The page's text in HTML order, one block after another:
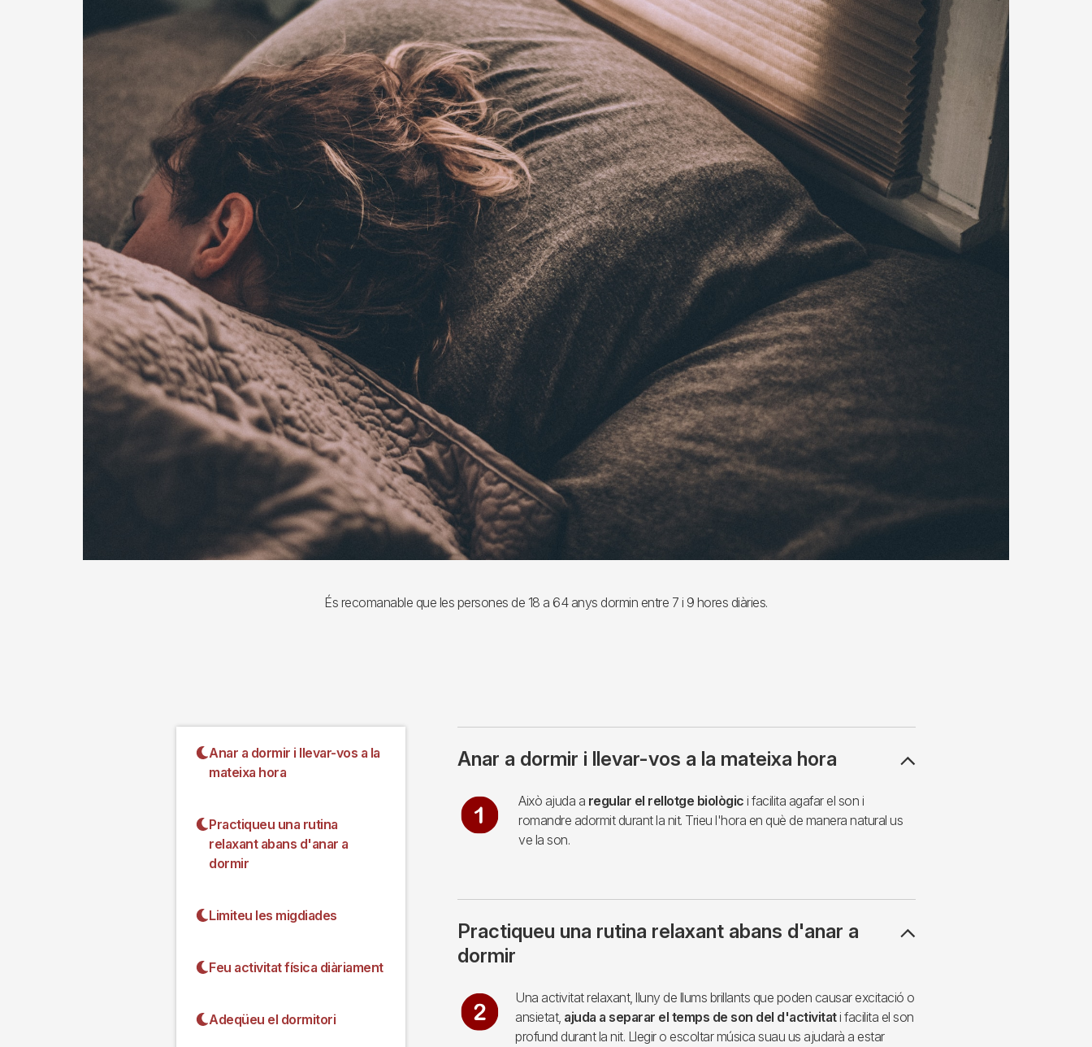
És recomanable que les persones de 18 a 64 anys dormin entre 7 i 9 hores diàries.
Anar a dormir i llevar-vos a la
mateixa hora
Practiqueu una rutina
relaxant abans d'anar a
dormir
Limiteu les migdiades
Feu activitat física diàriament
Adeqüeu el dormitori
Anar a dormir i llevar-vos a la mateixa hora
Imagen Això ajuda a regular el rellotge biològic i facilita agafar el son i
romandre adormit durant la nit. Trieu l'hora en què de manera natural us
ve la son.
Practiqueu una rutina relaxant abans d'anar a
dormir
Imagen
Una activitat relaxant, lluny de llums brillants que poden causar excitació o
ansietat, ajuda a separar el temps de son del d'activitati facilita el son
profund durant la nit. Llegir o escoltar música suau us ajudarà a estar